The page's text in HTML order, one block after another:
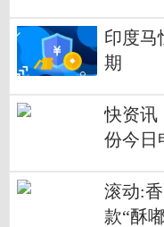
印度马
期
快资讯
份今日
滚动:
款“酥